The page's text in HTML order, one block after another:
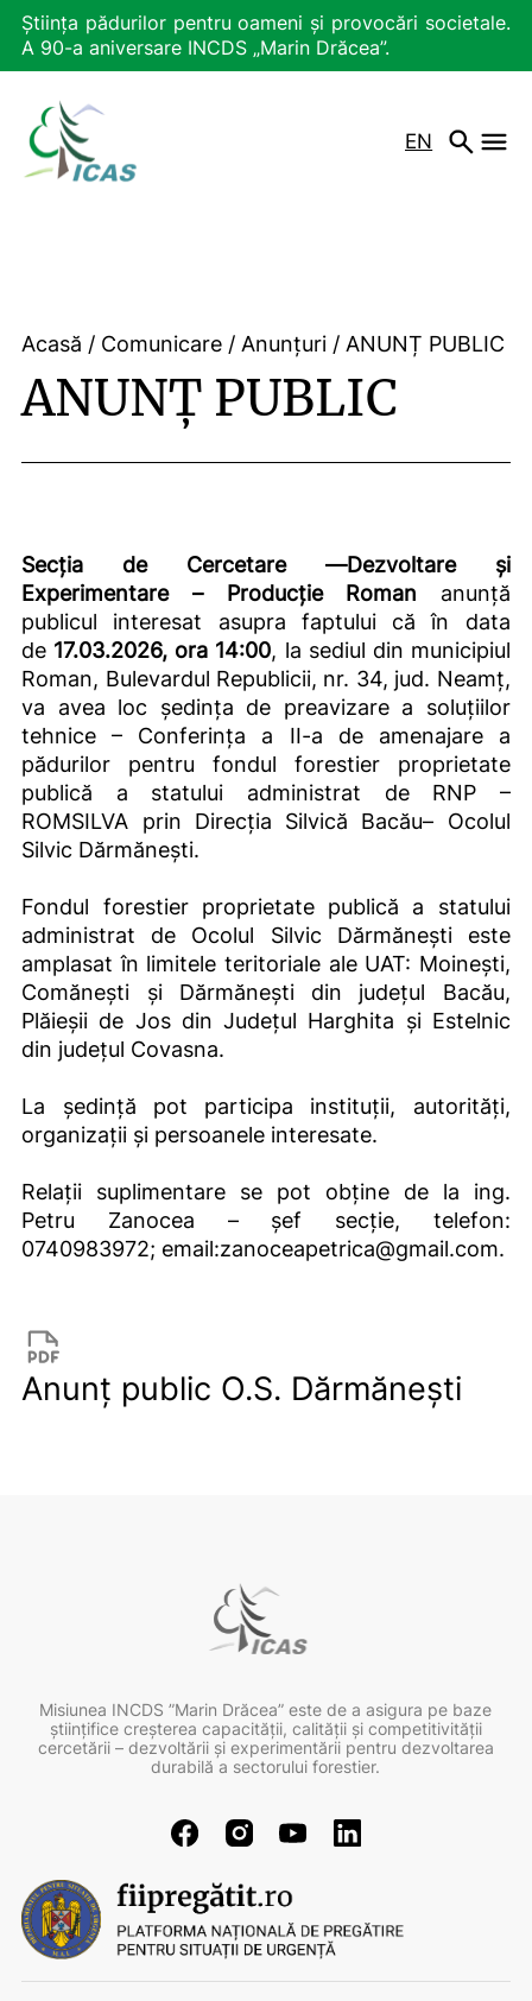
Știința pădurilor pentru oameni și provocări societale.
A 90-a aniversare INCDS „Marin Drăcea”.
EN
Acasă / Comunicare / Anunțuri / ANUNȚ PUBLIC
ANUNȚ PUBLIC
Secția de Cercetare ―Dezvoltare și
Experimentare –
Producție Roman anunță
publicul interesat asupra faptului că în data
de 17.03.2026, ora 14:00, la sediul din municipiul
Roman, Bulevardul Republicii, nr. 34, jud. Neamț,
va avea loc ședința de preavizare a soluțiilor
tehnice – Conferința a II-a de amenajare a
pădurilor pentru fondul forestier proprietate
publică a statului administrat de RNP –
ROMSILVA prin Direcția Silvică Bacău– Ocolul
Silvic Dărmănești.
Fondul forestier proprietate publică a statului
administrat de Ocolul Silvic Dărmănești este
amplasat în limitele teritoriale ale UAT: Moinești,
Comănești și Dărmănești din județul Bacău,
Plăieșii de Jos din Județul Harghita și Estelnic
din județul Covasna.
La ședință pot participa instituții, autorități,
organizații și persoanele interesate.
Relații suplimentare se pot obține de la ing.
Petru Zanocea – șef secție, telefon:
0740983972; email:zanoceapetrica@gmail.com.
Anunț public O.S. Dărmănești
Misiunea INCDS ”Marin Drăcea” este de a asigura pe baze
ştiinţifice creşterea capacităţii, calităţii şi competitivităţii
cercetării – dezvoltării şi experimentării pentru dezvoltarea
durabilă a sectorului forestier.